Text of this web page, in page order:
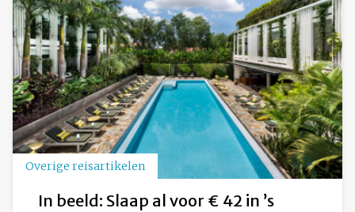
Overige reisartikelen
In beeld: Slaap al voor € 42 in ’s